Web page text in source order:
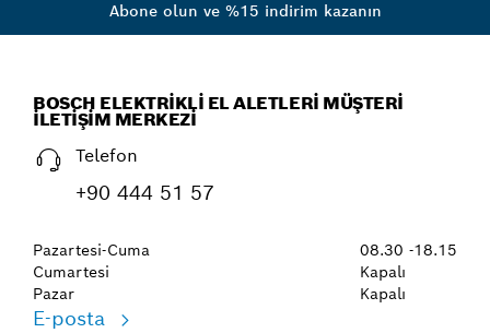
Abone olun ve %15 indirim kazanın
BOSCH ELEKTRIKLI EL ALETLERI MÜŞTERI
İLETIŞIM MERKEZI
Telefon
+90 444 51 57
Pazartesi-Cuma
Cumartesi
Pazar
08.30 -18.15
Kapalı
Kapalı
E-posta